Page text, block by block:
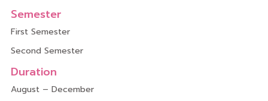
Semester
First Semester
Second Semester
Duration
August – December